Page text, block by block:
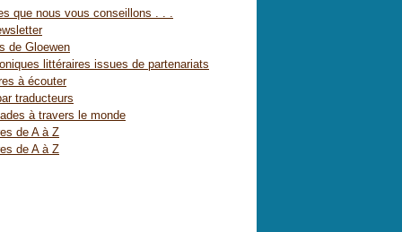
que nous vous conseillons . . .
de Gloewen
littéraires issues de partenariats
à écouter
traducteurs
à travers le monde
de A à Z
de A à Z